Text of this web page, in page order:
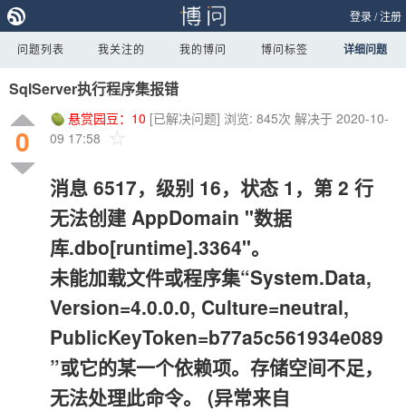
登录/注册
问题列表 我关注的 我的博问 博问标签 详细问题
SqlServer执行程序集报错
0
悬赏园豆： 10 [已解决问题] 浏览: 845次 解决于 2020-10-
09 17:58
消息 6517，级别 16，状态 1，第 2 行
无法创建 AppDomain "数据
库.dbo[runtime].3364"。
未能加载文件或程序集“System.Data,
Version=4.0.0.0, Culture=neutral,
PublicKeyToken=b77a5c561934e089
”或它的某一个依赖项。存储空间不足，
无法处理此命令。 (异常来自